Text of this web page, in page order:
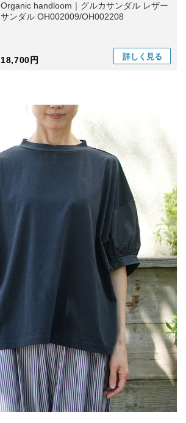
Organic handloom｜グルカサンダル レザー
サンダル OH002009/OH002208
18,700円 詳しく 見る